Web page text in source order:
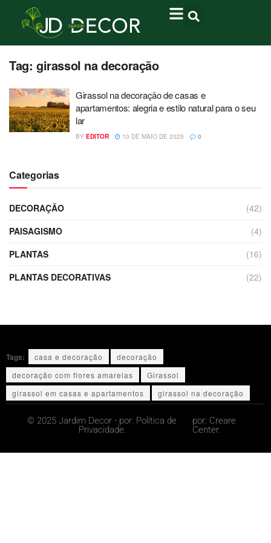
Tag: girassol na decoração
Girassol na decoração de casas e
apartamentos: alegria e estilo natural para o seu
lar
BY EDITOR 10 DE MAIO DE 2025 0
Categorias
DECORAÇÃO
(42)
PAISAGISMO
(4)
PLANTAS
(16)
PLANTAS DECORATIVAS
(22)
Tags: casa e decoração
decoração
decoração com flores amarelas
Girassol
girassol em casas e apartamentos
girassol na decoração
© 2025 Jardim Decor - por: Política de
Privacidade.
por: Creare
Center.